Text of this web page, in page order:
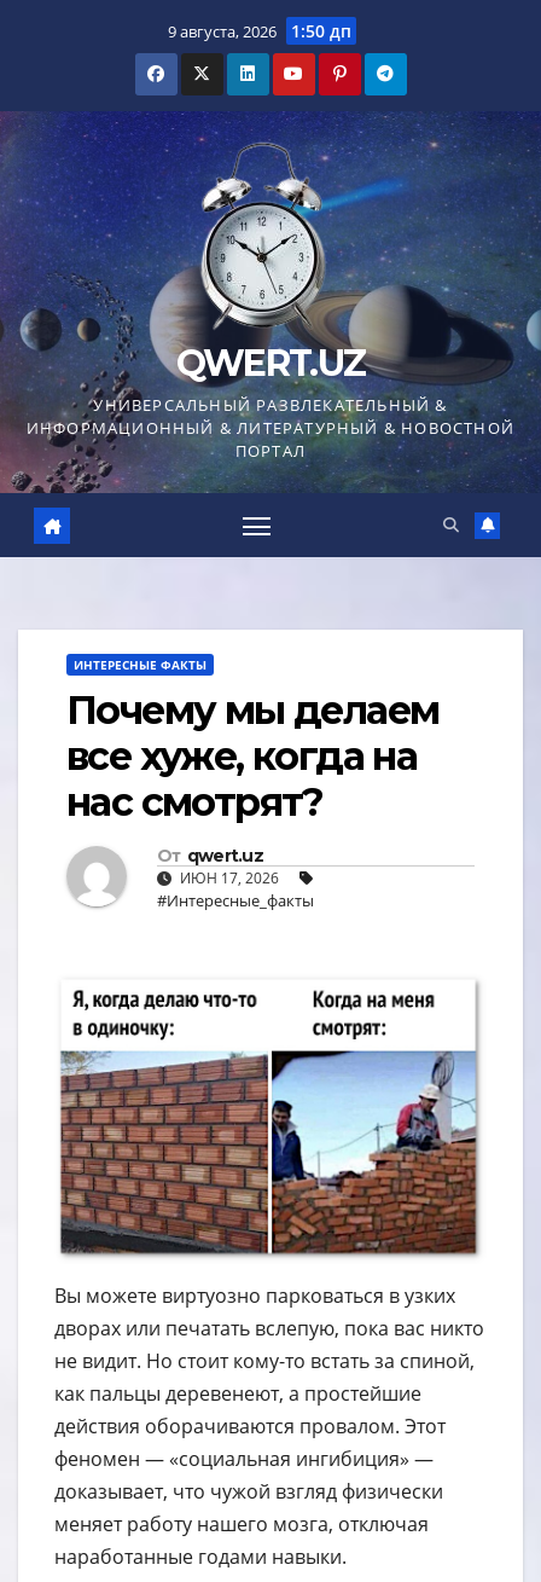
9 августа, 2026 1:50 дп
QWERT.UZ
УНИВЕРСАЛЬНЫЙ РАЗВЛЕКАТЕЛЬНЫЙ &
ИНФОРМАЦИОННЫЙ & ЛИТЕРАТУРНЫЙ & НОВОСТНОЙ
ПОРТАЛ
ИНТЕРЕСНЫЕ ФАКТЫ
Почему мы делаем
все хуже, когда на
нас смотрят?
От qwert.uz
ИЮН 17, 2026
#Интересные_факты
Вы можете виртуозно парковаться в узких
дворах или печатать вслепую, пока вас никто
не видит. Но стоит кому-то встать за спиной,
как пальцы деревенеют, а простейшие
действия оборачиваются провалом. Этот
феномен — «социальная ингибиция» —
доказывает, что чужой взгляд физически
меняет работу нашего мозга, отключая
наработанные годами навыки.